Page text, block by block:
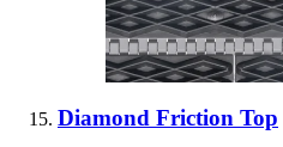
Diamond Friction Top